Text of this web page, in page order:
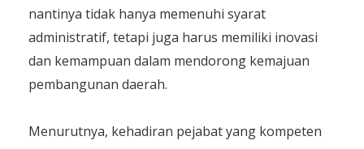
nantinya tidak hanya memenuhi syarat
administratif, tetapi juga harus memiliki inovasi
dan kemampuan dalam mendorong kemajuan
pembangunan daerah.
Menurutnya, kehadiran pejabat yang kompeten